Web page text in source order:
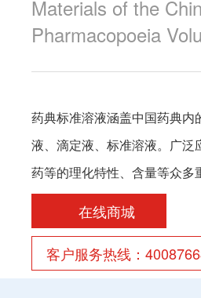
Materials of the
Pharmacopoeia
药典标准溶液涵盖中国药典内
液、滴定液、标准溶液。广泛
药等的理化特性、含量等众多
在线商城
客户服务热线：